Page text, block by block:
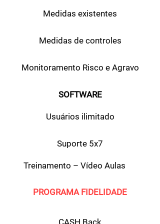
Medidas existentes
Medidas de controles
Monitoramento Risco e Agravo
SOFTWARE
Usuários ilimitado
Suporte 5x7
Treinamento – Vídeo Aulas
PROGRAMA FIDELIDADE
CASH Back